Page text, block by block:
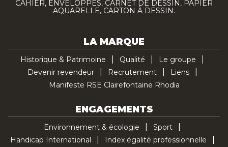
CAHIER, ENVELOPPES, CARNET DE DESSIN, PAPIER
AQUARELLE, CARTON À DESSIN.
LA MARQUE
Historique & Patrimoine Qualité
Le groupe
Devenir revendeur
Recrutement
Liens
Manifeste RSE Clairefontaine Rhodia
ENGAGEMENTS
Environnement & écologie
Sport
Handicap International
Index égalité professionnelle